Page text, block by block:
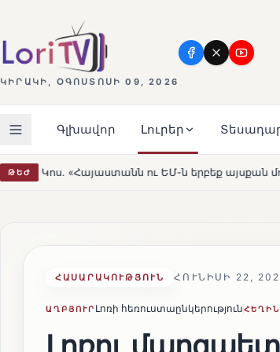
ԿԻՐԱԿԻ, ՕԳՈՍՏՈՍԻ 09, 2026
Գլխավոր Լուրեր
ԹԵԺ այսքան մոտ չեն եղել» HOT
ՀԱՍԱՐԱԿՈՒԹՅՈՒՆ ՀՈՒՆԻՍԻ 22,
ԱՂԲՅՈՒՐ Լոռի հեռուստաընկերություն